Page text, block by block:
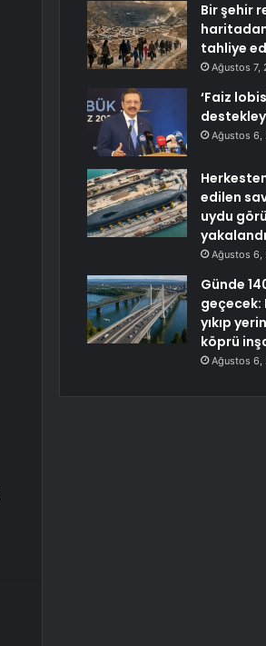
Bir şehir
tahliye
Ağustos 7,
‘Faiz
Ağustos 6,
edilen
uydu
yakalandı
Ağustos 6,
Günde
geçecek:
yıkıp
köprü
Ağustos 6,